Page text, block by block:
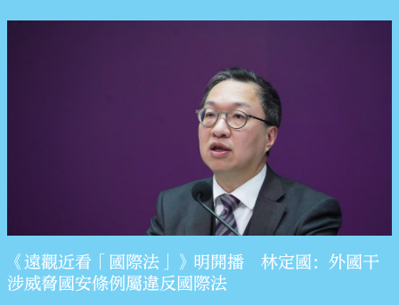
《遠觀近看「國際法」》明開播 林定國：外國干
涉威脅國安條例屬違反國際法